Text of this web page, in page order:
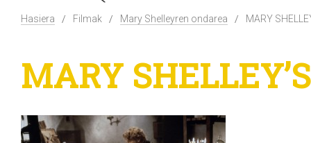
Hasiera Filmak Mary Shelleyren ondarea MARY
MARY